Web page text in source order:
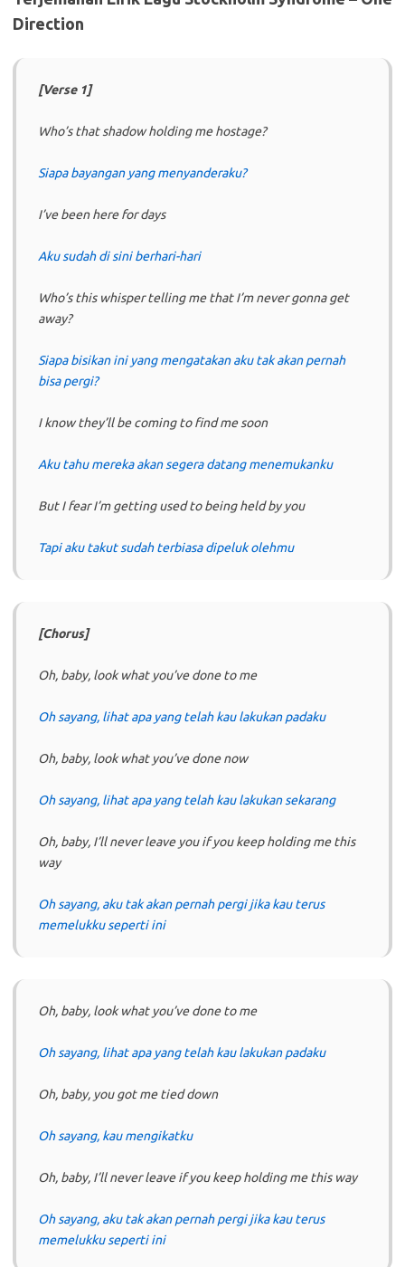
Direction
[Verse 1]
Who’s that shadow holding me hostage?
Siapa bayangan yang menyanderaku?
I’ve been here for days
Aku sudah di sini berhari-hari
Who’s this whisper telling me that I’m never gonna get
away?
Siapa bisikan ini yang mengatakan aku tak akan pernah
bisa pergi?
I know they’ll be coming to find me soon
Aku tahu mereka akan segera datang menemukanku
But I fear I’m getting used to being held by you
Tapi aku takut sudah terbiasa dipeluk olehmu
[Chorus]
Oh, baby, look what you’ve done to me
Oh sayang, lihat apa yang telah kau lakukan padaku
Oh, baby, look what you’ve done now
Oh sayang, lihat apa yang telah kau lakukan sekarang
Oh, baby, I’ll never leave you if you keep holding me this
way
Oh sayang, aku tak akan pernah pergi jika kau terus
memelukku seperti ini
Oh, baby, look what you’ve done to me
Oh sayang, lihat apa yang telah kau lakukan padaku
Oh, baby, you got me tied down
Oh sayang, kau mengikatku
Oh, baby, I’ll never leave if you keep holding me this way
Oh sayang, aku tak akan pernah pergi jika kau terus
memelukku seperti ini